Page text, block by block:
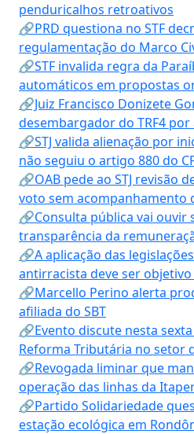
penduricalhos retroativos
🔗PRD questiona no STF
regulamentação do Marco
🔗STF invalida regra da
automáticos em propostas
🔗Juiz Francisco Donizete
desembargador do TRF4 por
🔗STJ valida alienação por
não seguiu o artigo 880 do
🔗OAB pede ao STJ revisão
voto sem acompanhamento
🔗Consulta pública vai ouvir
transparência da
🔗A aplicação das
antirracista deve ser
🔗Marcello Perino alerta
afiliada do SBT
🔗Evento discute nesta
Reforma Tributária no setor
🔗Revogada liminar que
operação das linhas da
🔗Partido Solidariedade
estação ecológica em